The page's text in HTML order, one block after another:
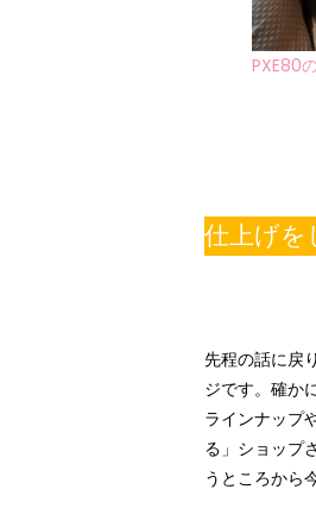
PXE80
仕上げを
先程の話に戻
ジです。確か
ラインナップ
る」ショップ
うところから